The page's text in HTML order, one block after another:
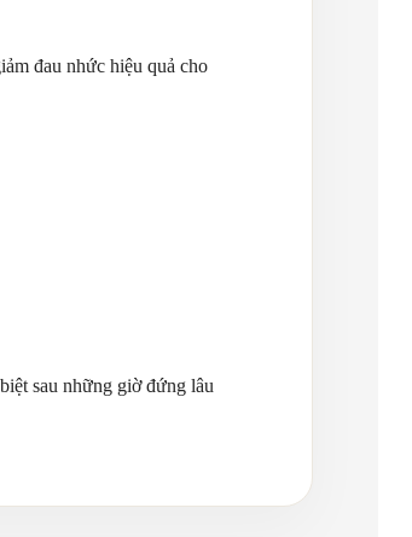
đau nhức hiệu quả cho
sau những giờ đứng lâu